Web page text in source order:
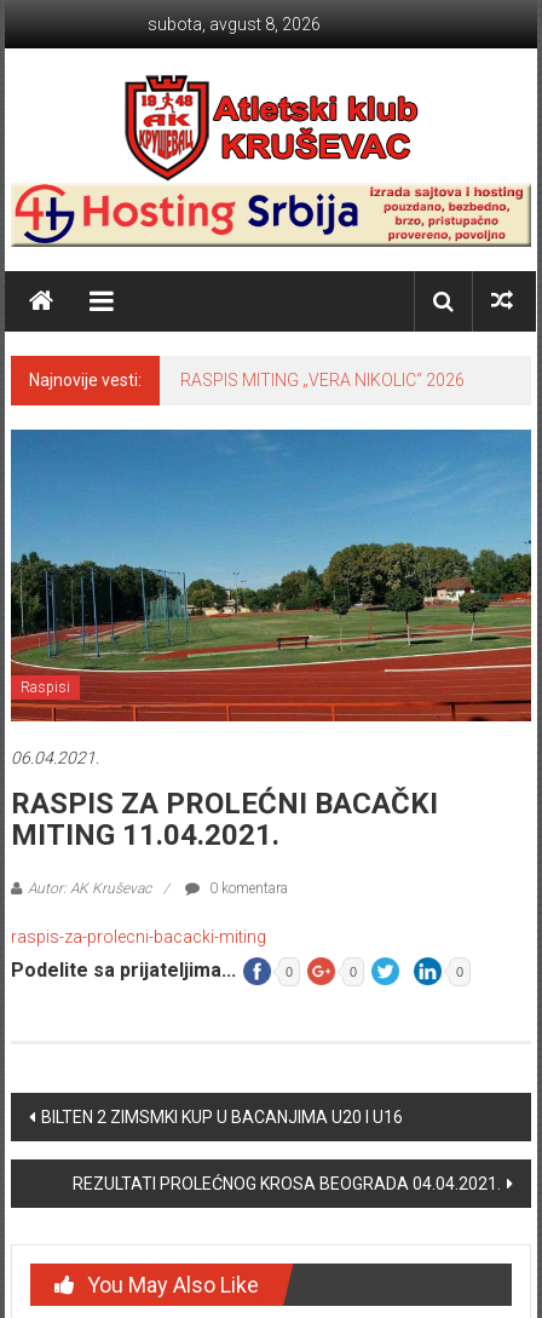
subota, avgust 8, 2026
Atletski klub KRUŠEVAC
Najnovije vesti: RASPIS MITING „VERA NIKOLIC“ 2026
Raspisi
06.04.2021.
RASPIS ZA PROLEĆNI BACAČKI
MITING 11.04.2021.
Autor: AK Kruševac 0 komentara
raspis-za-prolecni-bacacki-miting
Podelite sa prijateljima... 0 0 0
Post navigation
BILTEN 2 ZIMSMKI KUP U BACANJIMA U20 I U16
REZULTATI PROLEĆNOG KROSA BEOGRADA 04.04.2021.
You May Also Like